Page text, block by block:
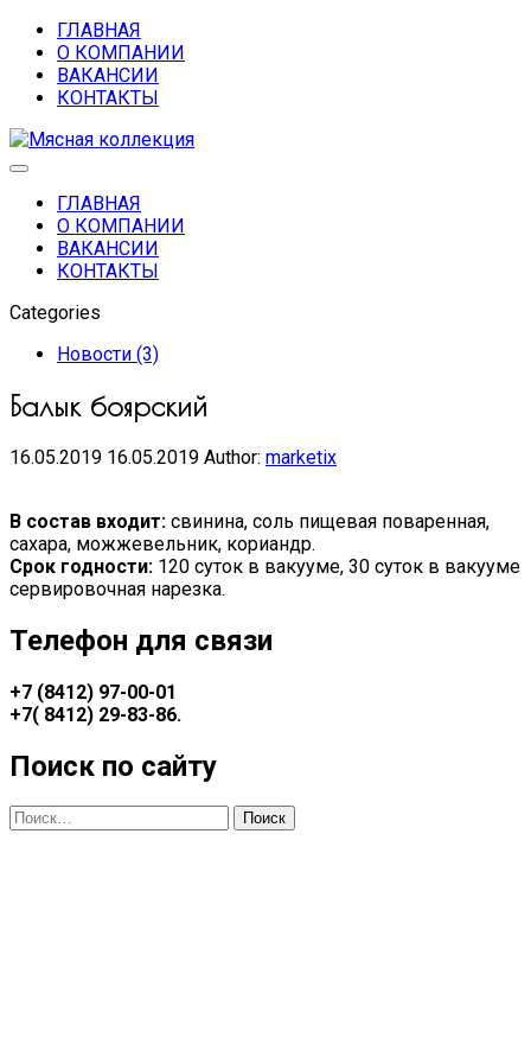
ГЛАВНАЯ
О КОМПАНИИ
ВАКАНСИИ
КОНТАКТЫ
ГЛАВНАЯ
О КОМПАНИИ
ВАКАНСИИ
КОНТАКТЫ
Categories
Новости (3)
Балык боярский
16.05.2019 16.05.2019 Author: marketix
В состав входит: свинина, соль пищевая поваренная,
сахара, можжевельник, кориандр.
Срок годности: 120 суток в вакууме, 30 суток в вакууме
сервировочная нарезка.
Телефон для связи
+7 (8412) 97-00-01
+7( 8412) 29-83-86.
Поиск по сайту
Найти: